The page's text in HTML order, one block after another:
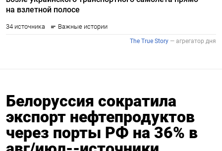
Белоруссия сократила
экспорт нефтепродуктов
через порты РФ на 36% в